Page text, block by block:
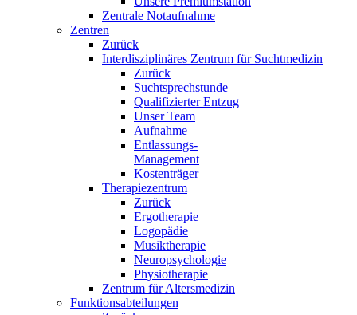
Zentrale Notaufnahme
Zentren
Zurück
Interdisziplinäres Zentrum für Suchtmedizin
Zurück
Suchtsprechstunde
Qualifizierter Entzug
Unser Team
Aufnahme
Entlassungs-
Management
Kostenträger
Therapiezentrum
Zurück
Ergotherapie
Logopädie
Musiktherapie
Neuropsychologie
Physiotherapie
Zentrum für Altersmedizin
Funktionsabteilungen